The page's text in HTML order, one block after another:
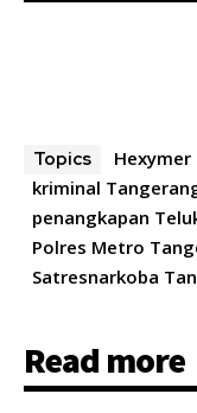
Topics Hexymer
kriminal
penangkapan
Polres Metro
Satresnarkoba
Read more